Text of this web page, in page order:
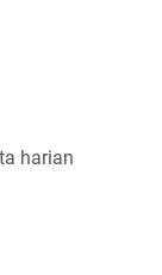
harian